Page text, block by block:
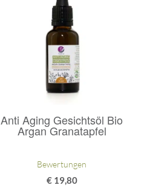
Anti Aging Gesichtsöl Bio
Argan Granatapfel
Bewertungen
€19,80